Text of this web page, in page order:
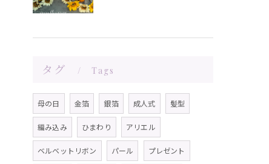
タグ Tags
母の日 金箔 銀箔 成人式 髪型
編み込み ひまわり アリエル
ベルベットリボン パール プレゼント